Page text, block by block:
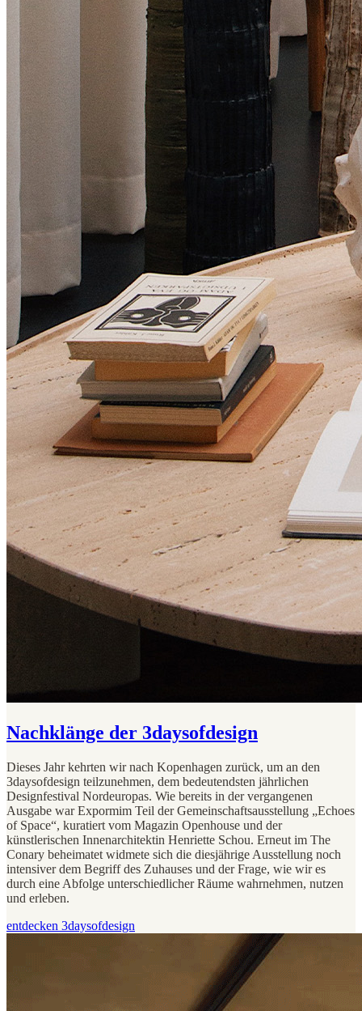
Nachklänge der 3daysofdesign
Dieses Jahr kehrten wir nach Kopenhagen zurück, um an den
3daysofdesign teilzunehmen, dem bedeutendsten jährlichen
Designfestival Nordeuropas. Wie bereits in der vergangenen
Ausgabe war Expormim Teil der Gemeinschaftsausstellung „Echoes
of Space“, kuratiert vom Magazin Openhouse und der
künstlerischen Innenarchitektin Henriette Schou. Erneut im The
Conary beheimatet widmete sich die diesjährige Ausstellung noch
intensiver dem Begriff des Zuhauses und der Frage, wie wir es
durch eine Abfolge unterschiedlicher Räume wahrnehmen, nutzen
und erleben.
entdecken 3daysofdesign